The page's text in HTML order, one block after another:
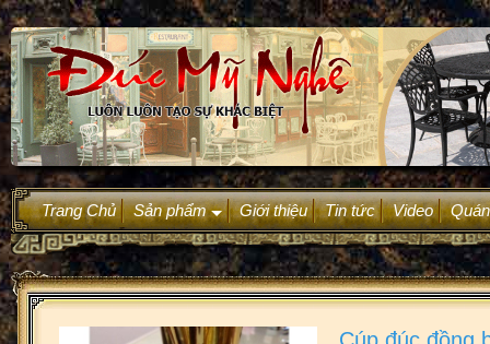
Trang Chủ
+
Sản phẩm Giới thiệu Tin tức Video